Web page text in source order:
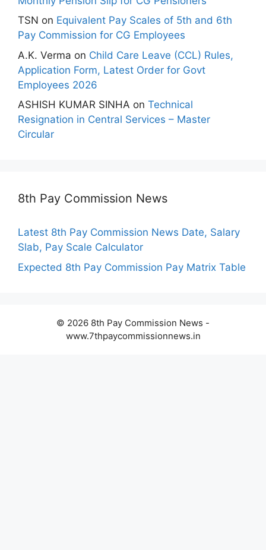
TSN on Equivalent Pay Scales of 5th and 6th
Pay Commission for CG Employees
A.K. Verma on Child Care Leave (CCL) Rules,
Application Form, Latest Order for Govt
Employees 2026
ASHISH KUMAR SINHA on Technical
Resignation in Central Services – Master
Circular
8th Pay Commission News
Latest 8th Pay Commission News Date, Salary
Slab, Pay Scale Calculator
Expected 8th Pay Commission Pay Matrix Table
© 2026 8th Pay Commission News -
www.7thpaycommissionnews.in